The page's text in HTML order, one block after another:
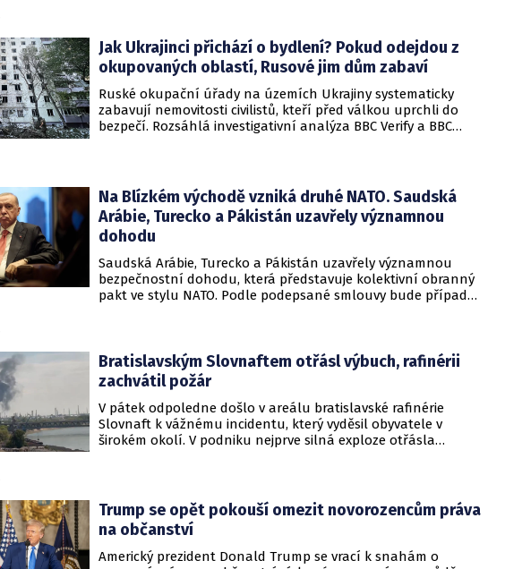
Jak Ukrajinci přichází o bydlení? Pokud odejdou z
okupovaných oblastí, Rusové jim dům zabaví
Ruské okupační úřady na územích Ukrajiny systematicky
zabavují nemovitosti civilistů, kteří před válkou uprchli do
bezpečí. Rozsáhlá investigativní analýza BBC Verify a BBC
Na Blízkém východě vzniká druhé NATO. Saudská
Arábie, Turecko a Pákistán uzavřely významnou
dohodu
Saudská Arábie, Turecko a Pákistán uzavřely významnou
bezpečnostní dohodu, která představuje kolektivní obranný
pakt ve stylu NATO. Podle podepsané smlouvy bude případný
Bratislavským Slovnaftem otřásl výbuch, rafinérii
zachvátil požár
V pátek odpoledne došlo v areálu bratislavské rafinérie
Slovnaft k vážnému incidentu, který vyděsil obyvatele v
širokém okolí. V podniku nejprve silná exploze otřásla
Trump se opět pokouší omezit novorozencům práva
na občanství
Americký prezident Donald Trump se vrací k snahám o